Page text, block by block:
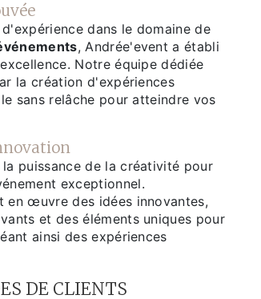
dans le domaine de
, Andrée'event a établi
Notre équipe dédiée
la création d'expériences
sans relâche pour atteindre vos
puissance de la créativité pour
exceptionnel.
en œuvre des idées innovantes,
et des éléments uniques pour
ainsi des expériences
DE CLIENTS